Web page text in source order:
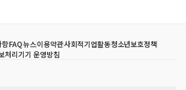
항FAQ뉴스이용약관사회적기업활동청소년보호정책
처리기기 운영방침